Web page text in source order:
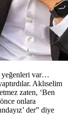
yeğenleri var…
Aklıselim
zaten, ‘Ben
onlara
der” diye